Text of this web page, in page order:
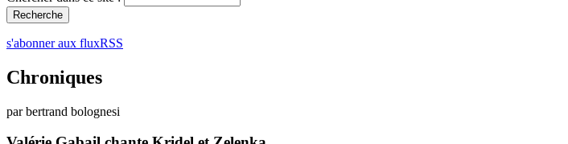
s'abonner aux fluxRSS
Chroniques
par bertrand bolognesi